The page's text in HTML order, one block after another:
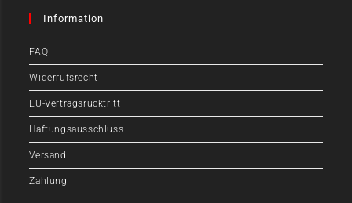
Information
FAQ
Widerrufsrecht
EU-Vertragsrücktritt
Haftungsausschluss
Versand
Zahlung